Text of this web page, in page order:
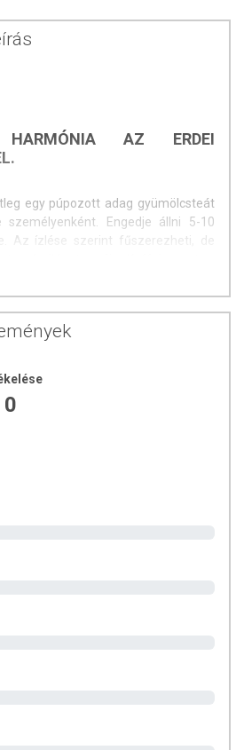
HARMÓNIA AZ ERDEI
egy púpozott adag gyümölcsteát
Engedje állni 5-10
Az ízlése szerint fűszerezheti, de
rendelkezik. Kitűnően alkalmas
is, javasoljuk jeges
és hűvös helyen tárolandó.
0